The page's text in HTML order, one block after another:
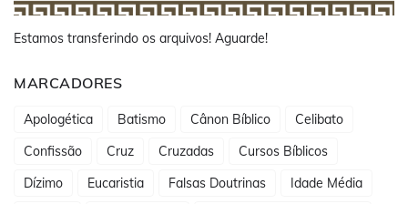
Estamos transferindo os arquivos! Aguarde!
MARCADORES
Apologética Batismo Cânon Bíblico
Celibato
Confissão
Cruz Cruzadas
Cursos Bíblicos
Dízimo
Eucaristia Falsas Doutrinas
Idade Média